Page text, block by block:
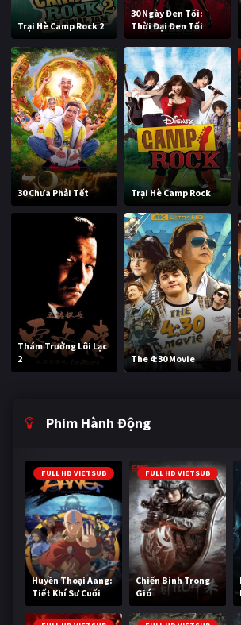
Trại Hè Camp Rock 2
30 Ngày Đen Tối:
Thời Đại Đen Tối
30 Chưa Phải Tết Trại Hè Camp Rock
Thám Trưởng Lôi Lạc
2
The 4:30 Movie
Phim Hành Động
FULL HD VIETSUB
Huyền Thoại Aang:
Tiết Khí Sư Cuối
Cùng
FULL HD VIETSUB
Chiến Binh Trong
Gió